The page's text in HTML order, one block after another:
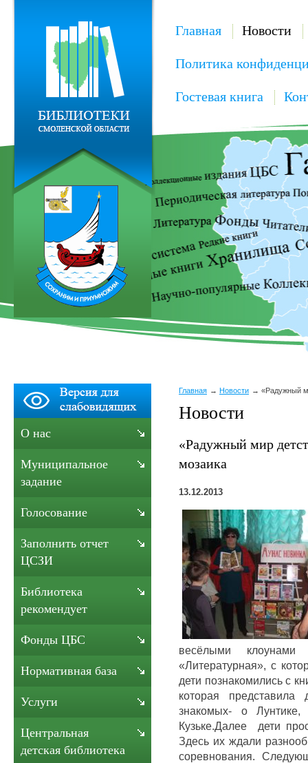
Главная Новости
Политика
Гостевая книга
Главная Новости «Радужный
Новости
«Радужный мир
мозаика
13.12.2013
весёлыми
«Литературная», с
дети познакомились с
которая
знакомых- о
Кузьке.Далее дети
Здесь их ждали
соревнования.
О нас
Муниципальное
задание
Голосование
Заполнить отчет
ЦСЗИ
Библиотека
рекомендует
Фонды ЦБС
Нормативная база
Услуги
Центральная
детская библиотека